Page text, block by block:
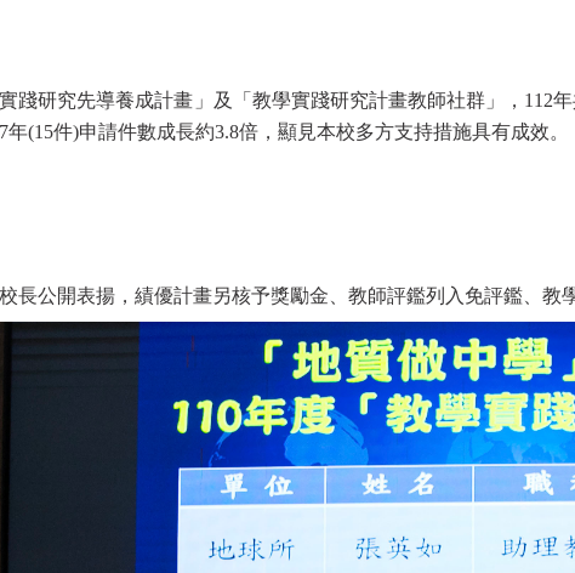
踐研究先導養成計畫」及「教學實踐研究計畫教師社群」，112
年(15件)申請件數成長約3.8倍，顯見本校多方支持措施具有成效。
長公開表揚，績優計畫另核予獎勵金、教師評鑑列入免評鑑、教